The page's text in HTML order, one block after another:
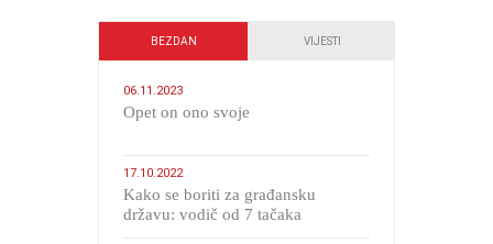
BEZDAN VIJESTI
06.11.2023
​Opet on ono svoje
17.10.2022
Kako se boriti za građansku
državu: vodič od 7 tačaka